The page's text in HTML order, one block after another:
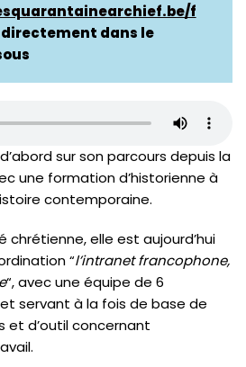
f
directement dans le
sur son parcours depuis la
une formation d’historienne à
contemporaine.
chrétienne, elle est aujourd’hui
“l’intranet francophone,
“, avec une équipe de 6
servant à la fois de base de
et d’outil concernant